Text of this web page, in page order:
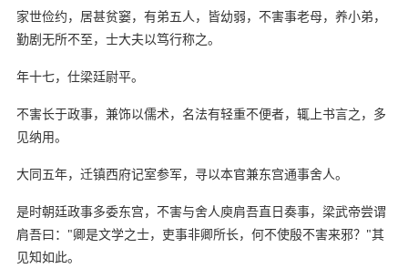
家世俭约，居甚贫窭，有弟五人，皆幼弱，不害事老母，养小弟，
勤剧无所不至，士大夫以笃行称之。
年十七，仕梁廷尉平。
不害长于政事，兼饰以儒术，名法有轻重不便者，辄上书言之，多
见纳用。
大同五年，迁镇西府记室参军，寻以本官兼东宫通事舍人。
是时朝廷政事多委东宫，不害与舍人庾肩吾直日奏事，梁武帝尝谓
肩吾曰："卿是文学之士，吏事非卿所长，何不使殷不害来邪？"其
见知如此。